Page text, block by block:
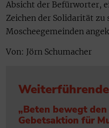
Absicht der Befürworter,
Zeichen der Solidarität zu
Moscheegemeinden
Von: Jörn Schumacher
„Beten bewegt
Gebetsaktion für